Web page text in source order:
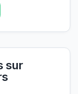
sur